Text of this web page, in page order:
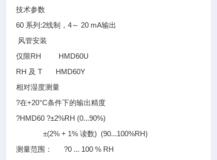
技术参数
60 系列:2线制，4～ 20 mA输出
风管安装
仅限RH HMD60U
RH 及 T HMD60Y
相对湿度测量
?在+20°C条件下的输出精度
?HMD60 ?±2%RH (0...90%)
±(2% + 1% 读数) (90...100%RH)
测量范围： ?0 ... 100 % RH